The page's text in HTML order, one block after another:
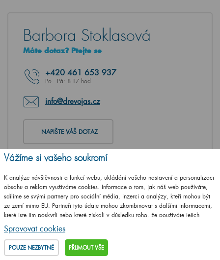
Barbora Stoklasová
Máte dotaz? Ptejte se
+420 461 653 937
Po - Pá: 8-17 hod.
info@drevojas.cz
NAPIŠTE VÁŠ DOTAZ
Vážíme si vašeho soukromí
K analýze návštěvnosti a funkcí webu, ukládání vašeho nastavení a personalizaci
obsahu a reklam využíváme cookies. Informace o tom, jak náš web používáte,
sdílíme se svými partnery pro sociální média, inzerci a analýzy, kteří mohou být
ze zemí mimo EU. Partneři tyto údaje mohou zkombinovat s dalšími informacemi,
které jste jim poskytli nebo které získali v důsledku toho, že používáte jejich
služby.
Podrobné informace
Spravovat cookies
POUZE NEZBYTNÉ PŘIJMOUT VŠE